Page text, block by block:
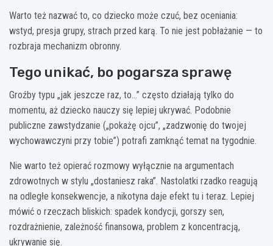
Warto też nazwać to, co dziecko może czuć, bez oceniania:
wstyd, presja grupy, strach przed karą. To nie jest pobłażanie — to
rozbraja mechanizm obronny.
Tego unikać, bo pogarsza sprawę
Groźby typu „jak jeszcze raz, to…” często działają tylko do
momentu, aż dziecko nauczy się lepiej ukrywać. Podobnie
publiczne zawstydzanie („pokażę ojcu”, „zadzwonię do twojej
wychowawczyni przy tobie”) potrafi zamknąć temat na tygodnie.
Nie warto też opierać rozmowy wyłącznie na argumentach
zdrowotnych w stylu „dostaniesz raka”. Nastolatki rzadko reagują
na odległe konsekwencje, a nikotyna daje efekt tu i teraz. Lepiej
mówić o rzeczach bliskich: spadek kondycji, gorszy sen,
rozdrażnienie, zależność finansowa, problem z koncentracją,
ukrywanie się.